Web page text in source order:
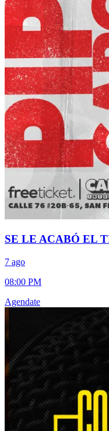
SE LE ACABÓ EL
7 ago
08:00 PM
Agendate